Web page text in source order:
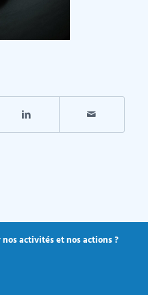
activités et nos actions ?